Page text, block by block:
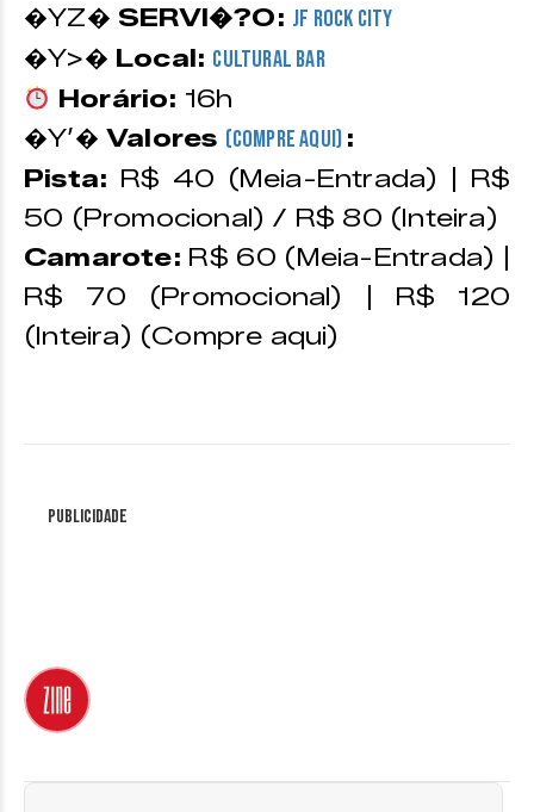
�YZ� SERVI�?O: JF Rock City
�Y>� Local: Cultural Bar
Horário: 16h
�Y’� Valores (Compre aqui) :
Pista: R$ 40 (Meia-Entrada) | R$
50 (Promocional) / R$ 80 (Inteira)
Camarote: R$ 60 (Meia-Entrada) |
R$ 70 (Promocional) | R$ 120
(Inteira) (Compre aqui)
Publicidade